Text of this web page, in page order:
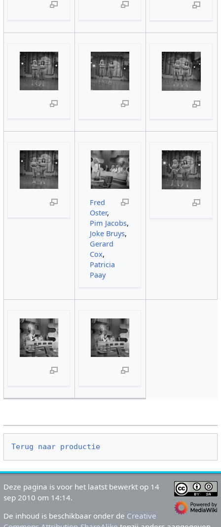
Fred
Oster,
Pim Jacobs,
Joke Bruys,
Gerard
Cox,
Patricia
Paay
Terug naar productie
Deze pagina is voor het laatst bewerkt op 14
sep 2010 om 14:14.
De inhoud is beschikbaar onder de Creative